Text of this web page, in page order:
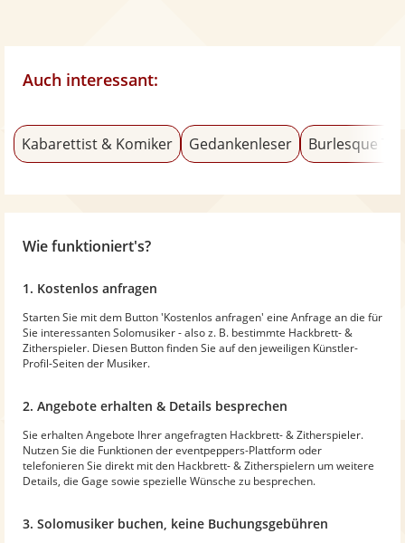
Auch interessant:
Kabarettist & Komiker Gedankenleser Burlesque
Wie funktioniert's?
1. Kostenlos anfragen
Starten Sie mit dem Button 'Kostenlos anfragen' eine Anfrage an die für
Sie interessanten Solomusiker - also z. B. bestimmte Hackbrett- &
Zitherspieler. Diesen Button finden Sie auf den jeweiligen Künstler-
Profil-Seiten der Musiker.
2. Angebote erhalten & Details besprechen
Sie erhalten Angebote Ihrer angefragten Hackbrett- & Zitherspieler.
Nutzen Sie die Funktionen der eventpeppers-Plattform oder
telefonieren Sie direkt mit den Hackbrett- & Zitherspielern um weitere
Details, die Gage sowie spezielle Wünsche zu besprechen.
3. Solomusiker buchen, keine Buchungsgebühren